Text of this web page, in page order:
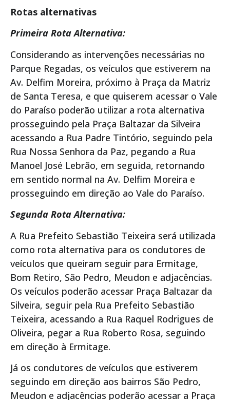
Rotas alternativas
Primeira Rota Alternativa:
Considerando as intervenções necessárias no
Parque Regadas, os veículos que estiverem na
Av. Delfim Moreira, próximo à Praça da Matriz
de Santa Teresa, e que quiserem acessar o Vale
do Paraíso poderão utilizar a rota alternativa
prosseguindo pela Praça Baltazar da Silveira
acessando a Rua Padre Tintório, seguindo pela
Rua Nossa Senhora da Paz, pegando a Rua
Manoel José Lebrão, em seguida, retornando
em sentido normal na Av. Delfim Moreira e
prosseguindo em direção ao Vale do Paraíso.
Segunda Rota Alternativa:
A Rua Prefeito Sebastião Teixeira será utilizada
como rota alternativa para os condutores de
veículos que queiram seguir para Ermitage,
Bom Retiro, São Pedro, Meudon e adjacências.
Os veículos poderão acessar Praça Baltazar da
Silveira, seguir pela Rua Prefeito Sebastião
Teixeira, acessando a Rua Raquel Rodrigues de
Oliveira, pegar a Rua Roberto Rosa, seguindo
em direção à Ermitage.
Já os condutores de veículos que estiverem
seguindo em direção aos bairros São Pedro,
Meudon e adjacências poderão acessar a Praça